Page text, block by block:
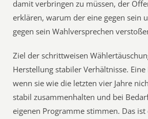
damit verbringen zu müssen, der
erklären, warum der eine gegen sein
gegen sein Wahlversprechen
Ziel der schrittweisen
Herstellung stabiler Verhältnisse. Eine
wenn sie wie die letzten vier Jahre
stabil zusammenhalten und bei
eigenen Programme stimmen. Das